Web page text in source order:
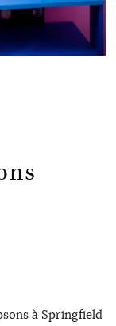
à Springfield